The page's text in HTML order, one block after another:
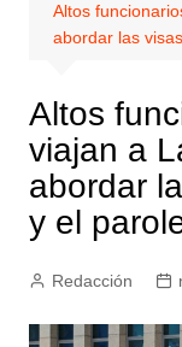
Altos
abordar las
Altos
viajan a
abordar
y el
Redacción